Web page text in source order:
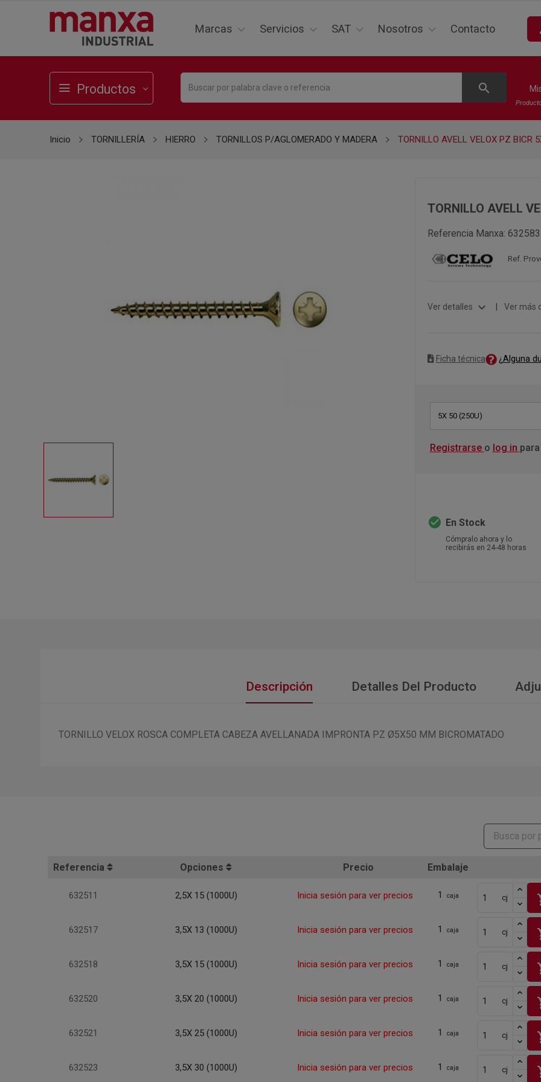
Marcas Servicios SAT Nosotros Contacto
Productos search
Inicio TORNILLERÍA HIERRO TORNILLOS P/AGLOMERADO Y MADERA TORNILLO AVELL VELOX PZ BICR
TORNILLO AVELL
Referencia Manxa: 632583
Ref.
Ver detalles expand_more Ver más
Ficha técnica ¿Alguna
5X 50 (250U)
Registrarse o log in
check_circle En Stock
Cómpralo ahora y lo
recibirás en 24-48 horas
Descripción Detalles Del Producto
TORNILLO VELOX ROSCA COMPLETA CABEZA AVELLANADA IMPRONTA PZ Ø5X50 MM BICROMATADO
Referencia Opciones Precio Embalaje
632511 2,5X 15 (1000U) Inicia sesión para ver precios 1 caja cj
632517 3,5X 13 (1000U) Inicia sesión para ver precios 1 caja cj
632518 3,5X 15 (1000U) Inicia sesión para ver precios 1 caja cj
632520 3,5X 20 (1000U) Inicia sesión para ver precios 1 caja cj
632521 3,5X 25 (1000U) Inicia sesión para ver precios 1 caja cj
632523 3,5X 30 (1000U) Inicia sesión para ver precios 1 caja cj